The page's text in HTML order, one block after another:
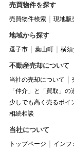
売買物件を探す
売買物件検索 現地販
地域から探す
逗子市 葉山町 横
不動産売却について
当社の売却について
「仲介」と「買取」の
少しでも高く売るポイ
相続相談
当社について
トップページ インフ